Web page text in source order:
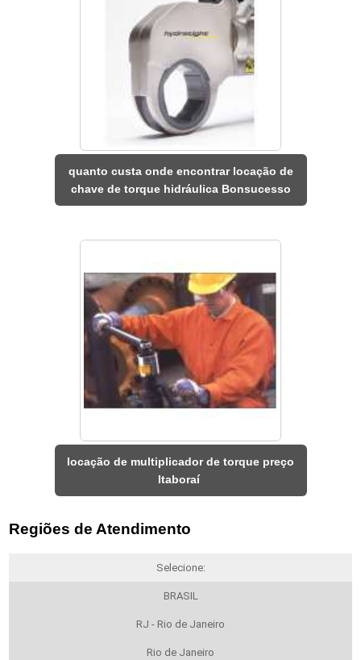
quanto custa onde encontrar locação de
chave de torque hidráulica Bonsucesso
locação de multiplicador de torque preço
Itaboraí
Regiões de Atendimento
Selecione:
BRASIL
RJ - Rio de Janeiro
Rio de Janeiro